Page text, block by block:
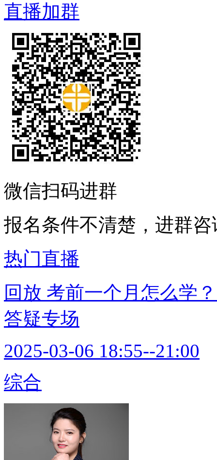
直播加群
微信扫码进群
报名条件不清楚，进群咨
热门直播
回放 考前一个月怎么学
答疑专场
2025-03-06 18:55--21:00
综合